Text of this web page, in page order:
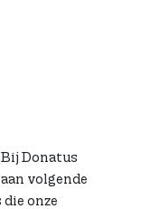
Donatus
volgende
onze